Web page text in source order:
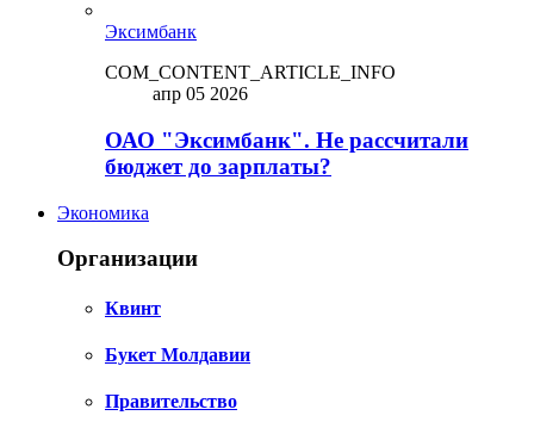
Эксимбанк
COM_CONTENT_ARTICLE_INFO
апр 05 2026
ОАО "Эксимбанк". Не рассчитали
бюджет до зарплаты?
Экономика
Организации
Квинт
Букет Молдавии
Правительство